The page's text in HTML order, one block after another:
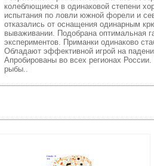
колеблющиеся в одинаковой степени
испытания по ловли южной форели и
отказались от оснащения одинарным
вываживании. Подобрана оптимальная
экспериментов. Приманки одинаково
Обладают эффективной игрой на
Апробированы во всех регионах
рыбы..